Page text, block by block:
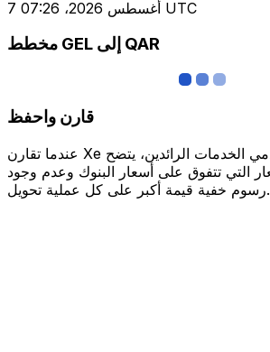
7 أغسطس 2026، 07:26 UTC
مخطط GEL إلى QAR
قارن واحفظ
عندما تقارن Xe بالبنوك الرائدة ومقدمي الخدمات الرائدين، يتضح
التي تتفوق على أسعار البنوك وعدم وجود
رسوم خفية قيمة أكبر على كل عملية تحويل.